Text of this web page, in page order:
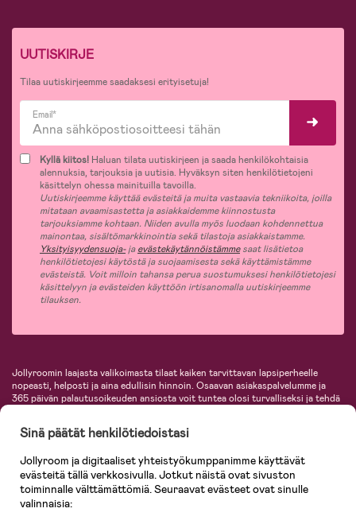
UUTISKIRJE
Tilaa uutiskirjeemme saadaksesi erityisetuja!
Email*
Kyllä kiitos! Haluan tilata uutiskirjeen ja saada henkilökohtaisia
alennuksia, tarjouksia ja uutisia. Hyväksyn siten henkilötietojeni
käsittelyn ohessa mainituilla tavoilla.
Uutiskirjeemme käyttää evästeitä ja muita vastaavia tekniikoita, joilla
mitataan avaamisastetta ja asiakkaidemme kiinnostusta
tarjouksiamme kohtaan. Niiden avulla myös luodaan kohdennettua
mainontaa, sisältömarkkinointia sekä tilastoja asiakkaistamme.
Yksityisyydensuoja-jaevästekäytännöistämmesaat lisätietoa
henkilötietojesi käytöstä ja suojaamisesta sekä käyttämistämme
evästeistä. Voit milloin tahansa perua suostumuksesi henkilötietojesi
käsittelyyn ja evästeiden käyttöön irtisanomalla uutiskirjeemme
tilauksen.
Jollyroomin laajasta valikoimasta tilaat kaiken tarvittavan lapsiperheelle
nopeasti, helposti ja aina edullisin hinnoin. Osaavan asiakaspalvelumme ja
365 päivän palautusoikeuden ansiosta voit tuntea olosi turvalliseksi ja tehdä
vaatteet vauvoille ja lapsille, inspiroivia sisustustuotteita lastenhuoneeseen,
lastentarvikkeita sekä paljon muuta. Meiltä löydät lukuisia tunnettuja
KidKraft, Ergobaby, Philips Avent, Neonate, Cybex, LEGO ja monia muita!
Tervetuloa shoppailemaan Pohjoismaiden suurimpaan lastentarvikkeiden
verkkokauppaan!
Sinä päätät henkilötiedoistasi
Jollyroom ja digitaaliset yhteistyökumppanimme käyttävät
evästeitä tällä verkkosivulla. Jotkut näistä ovat sivuston
toiminnalle välttämättömiä. Seuraavat evästeet ovat sinulle
valinnaisia: